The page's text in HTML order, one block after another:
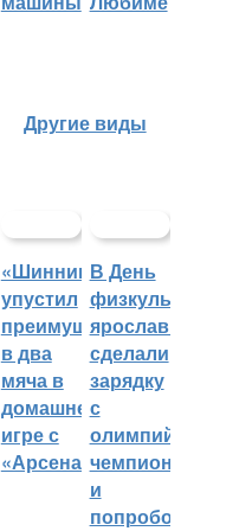
Другие виды
«Шинник»
упустил
преимущество
в два
мяча в
домашней
игре с
«Арсеналом»
В День
физкультурника
ярославцы
сделали
зарядку
с
олимпийским
чемпионом
и
попробовали